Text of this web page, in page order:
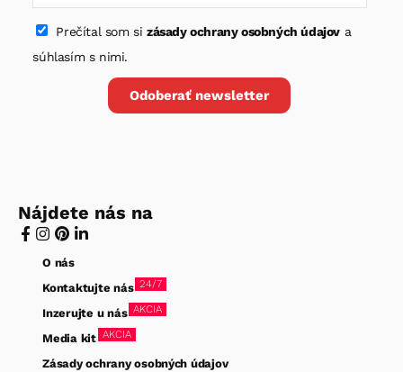
Prečítal som si zásady ochrany osobných údajova
súhlasím s nimi.
Odoberať newsletter
Nájdete nás na
O nás
Kontaktujte nás 24/7
Inzerujte u nás AKCIA
Media kit AKCIA
Zásady ochrany osobných údajov